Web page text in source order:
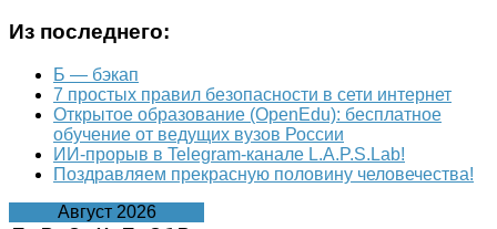
Из последнего:
Б — бэкап
7 простых правил безопасности в сети интернет
Открытое образование (OpenEdu): бесплатное
обучение от ведущих вузов России
ИИ-прорыв в Telegram-канале L.A.P.S.Lab!
Поздравляем прекрасную половину человечества!
Август 2026